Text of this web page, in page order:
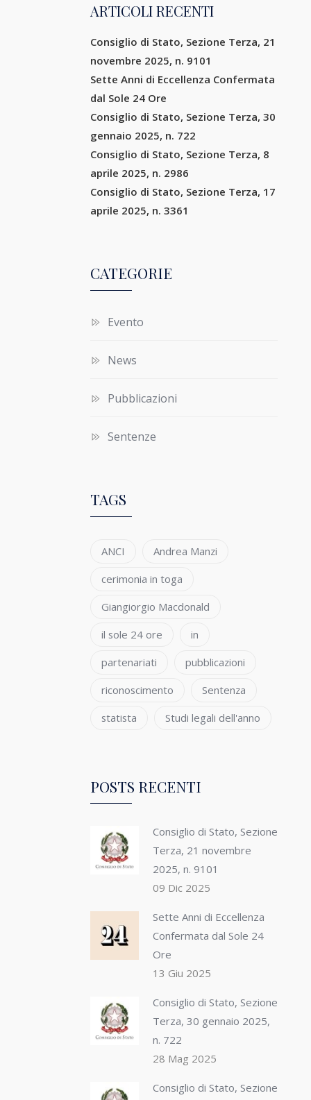
ARTICOLI RECENTI
Consiglio di Stato, Sezione Terza, 21
novembre 2025, n. 9101
Sette Anni di Eccellenza Confermata
dal Sole 24 Ore
Consiglio di Stato, Sezione Terza, 30
gennaio 2025, n. 722
Consiglio di Stato, Sezione Terza, 8
aprile 2025, n. 2986
Consiglio di Stato, Sezione Terza, 17
aprile 2025, n. 3361
CATEGORIE
Evento
News
Pubblicazioni
Sentenze
TAGS
ANCI
Andrea Manzi
cerimonia in toga
Giangiorgio Macdonald
il sole 24 ore
in
partenariati
pubblicazioni
riconoscimento
Sentenza
statista
Studi legali dell'anno
POSTS RECENTI
Consiglio di Stato, Sezione
Terza, 21 novembre
2025, n. 9101
09 Dic 2025
Sette Anni di Eccellenza
Confermata dal Sole 24
Ore
13 Giu 2025
Consiglio di Stato, Sezione
Terza, 30 gennaio 2025,
n. 722
28 Mag 2025
Consiglio di Stato, Sezione